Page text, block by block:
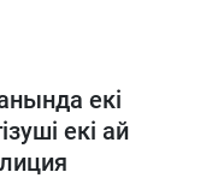
екі
екі ай